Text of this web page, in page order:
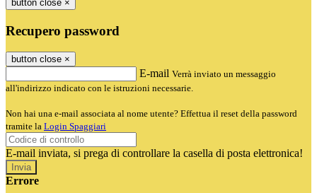
button close ×
Recupero password
button close ×
E-mail Verrà inviato un messaggio
all'indirizzo indicato con le istruzioni necessarie.
Non hai una e-mail associata al nome utente? Effettua il reset della password
tramite la Login Spaggiari
E-mail inviata, si prega di controllare la casella di posta elettronica!
Errore